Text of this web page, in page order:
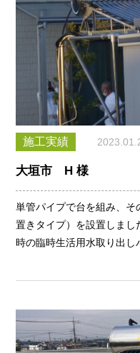
施工実績
大垣市 H 様
単管パイプで台を組み、
置きタイプ）を設置しまし
時の臨時生活用水取り出し